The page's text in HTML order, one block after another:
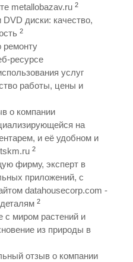
metallobazav.ru 2
диски: качество,
2
ремонту
ресурсе
услуг
работы, цены и
о компании
на
и её удобном и
2
фирму, эксперт в
приложений, с
datahousecorp.com -
2
с миром растений и
из природы в
отзыв о компании